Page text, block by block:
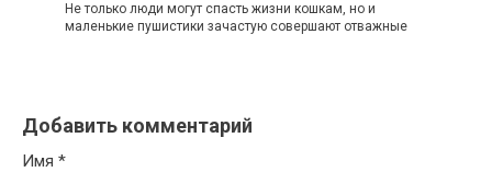
Не только люди могут спасть жизни кошкам, но и
маленькие пушистики зачастую совершают отважные
Добавить комментарий
Имя *